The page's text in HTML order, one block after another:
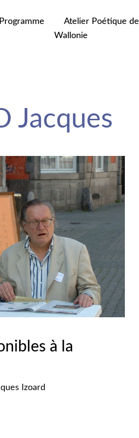
Programme
Atelier Poétique de
Wallonie
Jacques
à la
Izoard